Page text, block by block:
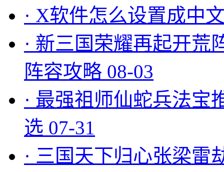
· X软件怎么设置成中
· 新三国荣耀再起开荒
阵容攻略 08-03
· 最强祖师仙蛇兵法宝
选 07-31
· 三国天下归心张梁雷